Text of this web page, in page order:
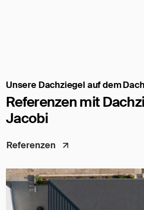
Unsere Dachziegel auf dem Dach
Referenzen mit
Jacobi
Referenzen